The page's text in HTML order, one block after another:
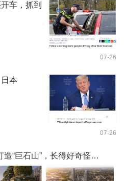
车，抓到
07-26
本
07-26
造“巨石山”，长得好奇怪…